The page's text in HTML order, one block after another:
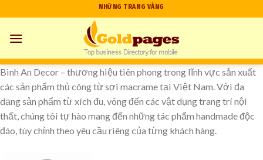
to
content
NHỮNG TRANG VÀNG
Bình An Decor – thương hiệu tiên phong trong lĩnh vực sản xuất
các sản phẩm thủ công từ sợi macrame tại Việt Nam. Với đa
dạng sản phẩm từ xích đu, võng đến các vật dụng trang trí nội
thất, chúng tôi tự hào mang đến những tác phẩm handmade độc
đáo, tùy chỉnh theo yêu cầu riêng của từng khách hàng.